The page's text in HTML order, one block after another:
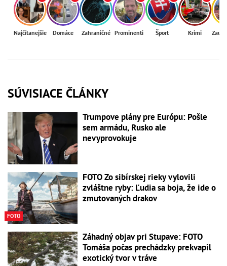
Najčítanejšie Domáce Zahraničné Prominenti Šport Krimi
SÚVISIACE ČLÁNKY
Trumpove plány pre Európu: Pošle
sem armádu, Rusko ale
nevyprovokuje
FOTO
FOTO Zo sibírskej rieky vylovili
zvláštne ryby: Ľudia sa boja, že ide o
zmutovaných drakov
Záhadný objav pri Stupave: FOTO
Tomáša počas prechádzky prekvapil
exotický tvor v tráve